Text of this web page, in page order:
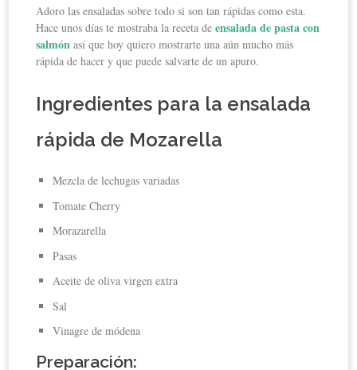
Adoro las ensaladas sobre todo si son tan rápidas como esta.
Hace unos días te mostraba la receta deensalada de pasta con
salmón así que hoy quiero mostrarte una aún mucho más
rápida de hacer y que puede salvarte de un apuro.
Ingredientes para la ensalada
rápida de Mozarella
Mezcla de lechugas variadas
Tomate Cherry
Morazarella
Pasas
Aceite de oliva virgen extra
Sal
Vinagre de módena
Preparación: